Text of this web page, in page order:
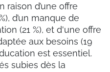
raison d’une offre
d’un manque de
(21 %), et d'une offre
aux besoins (19
est essentiel.
subies dès la